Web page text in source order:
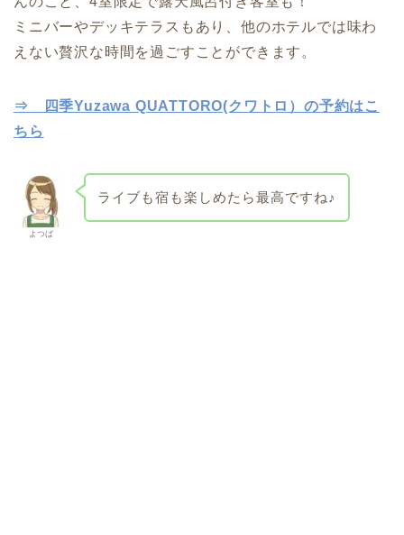
ミニバーやデッキテラスもあり、他のホテルでは味わ
えない贅沢な時間を過ごすことができます。
⇒ 四季Yuzawa QUATTORO(クワトロ）の予約はこ
ちら
よつば
ライブも宿も楽しめたら最高ですね♪